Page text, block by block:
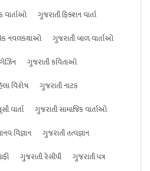
વાર્તાઓ
ગુજરાતી ફિક્શન વાર્તા
નવલકથાઓ
ગુજરાતી બાળ વાર્તાઓ
ગુજરાતી કવિતાઓ
વિશેષ
ગુજરાતી નાટક
વાર્તા
ગુજરાતી સામાજિક વાર્તાઓ
વિજ્ઞાન
ગુજરાતી તત્વજ્ઞાન
ગુજરાતી રેસીપી ગુજરાતી પત્ર